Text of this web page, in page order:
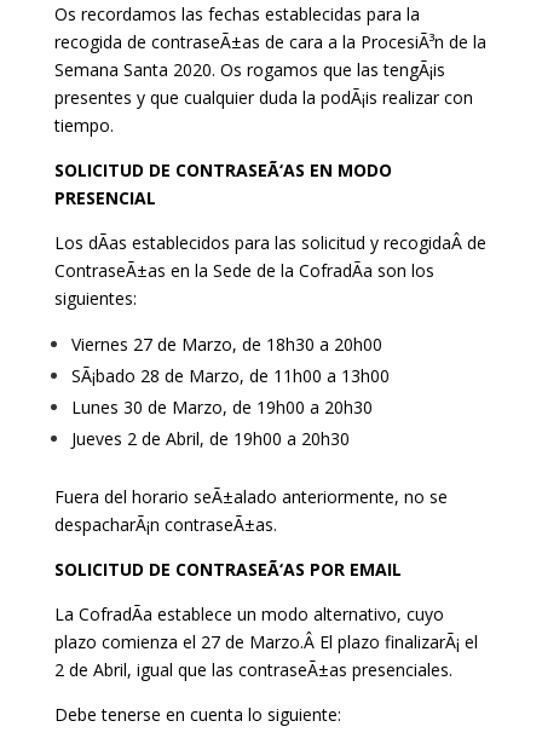
Os recordamos las fechas establecidas para la
recogida de contraseÃ±as de cara a la ProcesiÃ³n de la
Semana Santa 2020. Os rogamos que las tengÃ¡is
presentes y que cualquier duda la podÃ¡is realizar con
tiempo.
SOLICITUD DE CONTRASEÃ‘AS EN MODO
PRESENCIAL
Los dÃ­as establecidos para las solicitud y recogidaÂ de
ContraseÃ±as en la Sede de la CofradÃ­a son los
siguientes:
Viernes 27 de Marzo, de 18h30 a 20h00
SÃ¡bado 28 de Marzo, de 11h00 a 13h00
Lunes 30 de Marzo, de 19h00 a 20h30
Jueves 2 de Abril, de 19h00 a 20h30
Fuera del horario seÃ±alado anteriormente, no se
despacharÃ¡n contraseÃ±as.
SOLICITUD DE CONTRASEÃ‘AS POR EMAIL
La CofradÃ­a establece un modo alternativo, cuyo
plazo comienza el 27 de Marzo.Â El plazo finalizarÃ¡ el
2 de Abril, igual que las contraseÃ±as presenciales.
Debe tenerse en cuenta lo siguiente: